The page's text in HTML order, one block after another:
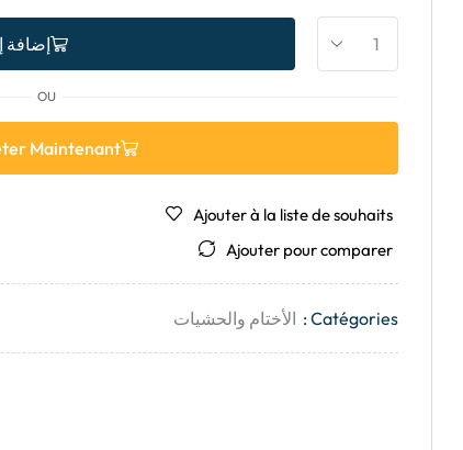
إضافة
OU
Maintenant
Ajouter à la liste de souhaits
Ajouter pour comparer
Catégories : الأختام والحشيات